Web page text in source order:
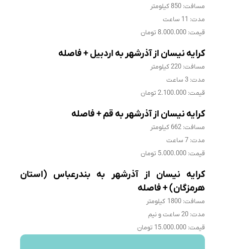
مسافت: 850 کیلومتر
مدت: 11 ساعت
قیمت: 8.000.000 تومان
کرایه نیسان از آذرشهر به اردبیل + فاصله
مسافت: 220 کیلومتر
مدت: 3 ساعت
قیمت: 2.100.000 تومان
کرایه نیسان از آذرشهر به قم + فاصله
مسافت: 662 کیلومتر
مدت: 7 ساعت
قیمت: 5.000.000 تومان
کرایه نیسان از آذرشهر به بندرعباس (استان
هرمزگان) + فاصله
مسافت: 1800 کیلومتر
مدت: 20 ساعت و نیم
قیمت: 15.000.000 تومان